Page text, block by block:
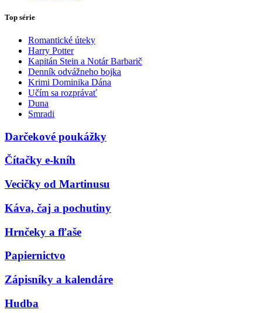
Top série
Romantické úteky
Harry Potter
Kapitán Stein a Notár Barbarič
Denník odvážneho bojka
Krimi Dominika Dána
Učím sa rozprávať
Duna
Smradi
Darčekové poukážky
Čítačky e-kníh
Vecičky od Martinusu
Káva, čaj a pochutiny
Hrnčeky a fľaše
Papiernictvo
Zápisníky a kalendáre
Hudba